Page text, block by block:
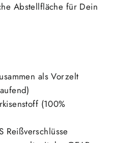
Abstellfläche für Dein
als Vorzelt
(100%
Reißverschlüsse